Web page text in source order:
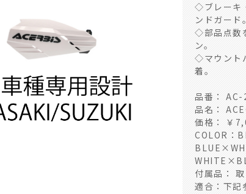
BLACK×WHITE
◇ブレーキ
ンドガード
◇部品点数
ン。
◇マウント
着。
品番：
品名：
価格： ￥
COLOR：
付属品：
適合：下記